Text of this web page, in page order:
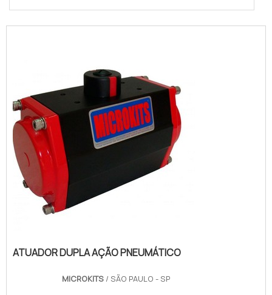
ATUADOR DUPLA AÇÃO PNEUMÁTICO
MICROKITS / SÃO PAULO - SP